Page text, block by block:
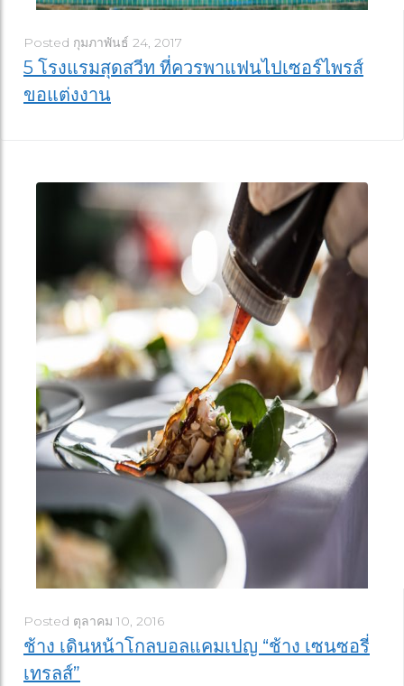
Posted กุมภาพันธ์ 24, 2017
5 โรงแรมสุดสวีท ที่ควรพาแฟนไปเซอร์ไพรส์
ขอแต่งงาน
Posted ตุลาคม 10, 2016
ช้าง เดินหน้าโกลบอลแคมเปญ “ช้าง เซนซอรี่
เทรลส์”